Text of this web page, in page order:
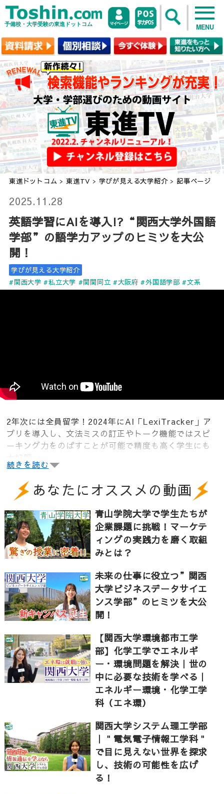
予備校・大学受験の東進ドットコム MENU
東進ドットコム > 東進TV > 学びが見える大学紹介> 記事ページ
2025.11.28
英語学習にAIを導入!?“関西大学外国語
学部”の語学力アップのヒミツを大公
開！
学びが見える大学紹介
#関西大学 #私立大学 #関関同立 #大阪府 #外国語学部 #文系
2年次には全員留学！2024年にAI「LexiTracker」ア
プリを導入し、文法ミスの訂正やトーク機能ではスピ
ーキング力をのばすことが可能で精度も高く学生にも
た学生に聞いてみた。
る環境がある。
AI×グループワークで世界に生きる力を身につける関西
大学外国語学部をご紹介します！
▼関西大学外国語学部について
英語か中国語を主専攻とし、1年間の海外留学（必修）
を含めて「外国語のプロフェッショナル」を育成す
る。英語または中国語の他にドイツ語、フランス語、
ロシア語、スペイン語、朝鮮語から1つを選び、計2言
語を習得する。留学や「5つのプログラム」を通して専
門知識を深め、卒業後は国際協力、ビジネス、教育、
通訳・翻訳など多分野で活躍する人材となることを目
指す。
▼関西大学外国語学部のHPはこちら
https://www.kansai-u.ac.jp/fl/
▼関西大学関連の動画はこちら
続きを読む
あなたにオススメの動画
青山学院大学で学生たちが
企業課題に挑戦！マーケテ
ィングの実践力を磨く取組
みとは？
未来の仕事に役立つ”関西
大学ビジネスデータサイエ
ンス学部”のヒミツを大公
開！
【関西大学環境都市工学
部】化学工学でエネルギ
ー・環境問題を解決｜世の
中に必要な技術を学べる｜
エネルギー環境・化学工学
科（エネ環）
関西大学システム理工学部
｜＂電気電子情報工学科＂
で目に見えない世界を探求
し、技術の可能性を広げ
る！